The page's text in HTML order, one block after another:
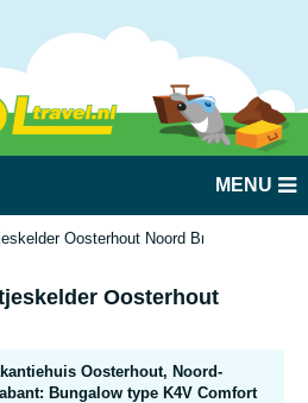
MENU
Oosterhout Noord Brabant
Oosterhout
Oosterhout, Noord-
Bungalow type K4V Comfort